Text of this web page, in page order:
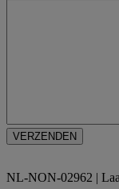
NL-NON-02962 |